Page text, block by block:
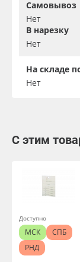
Самовывоз
Нет
В нарезку
Нет
На складе
Нет
С этим
Доступно
МСК
СПБ
РНД